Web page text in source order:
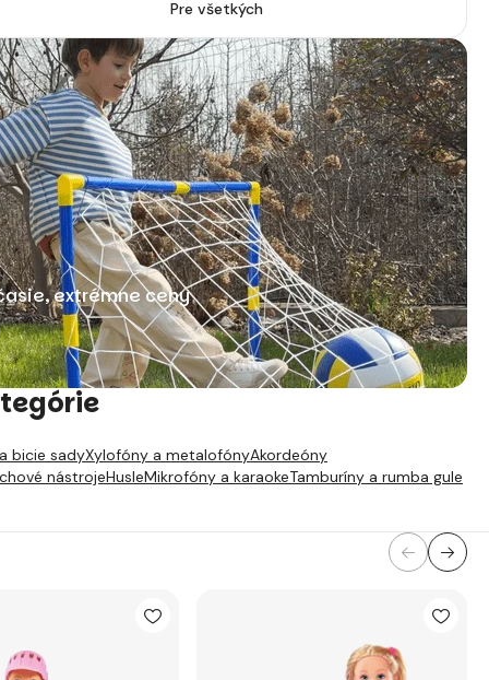
Pre všetkých
extrémne ceny
bicie sadyXylofóny a metalofónyAkordeóny
nástrojeHusleMikrofóny a karaokeTamburíny a rumba gule